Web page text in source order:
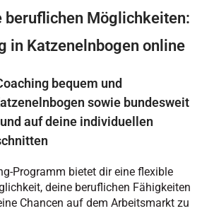
beruflichen Möglichkeiten:
in Katzenelnbogen online
bequem und
sowie bundesweit
auf deine individuellen
Programm bietet dir eine flexible
deine beruflichen Fähigkeiten
Chancen auf dem Arbeitsmarkt zu